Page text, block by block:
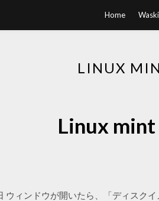
Home
LINUX
Linux
ウィンドウが開いたら、「ディスク